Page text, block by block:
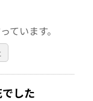
ています。
した